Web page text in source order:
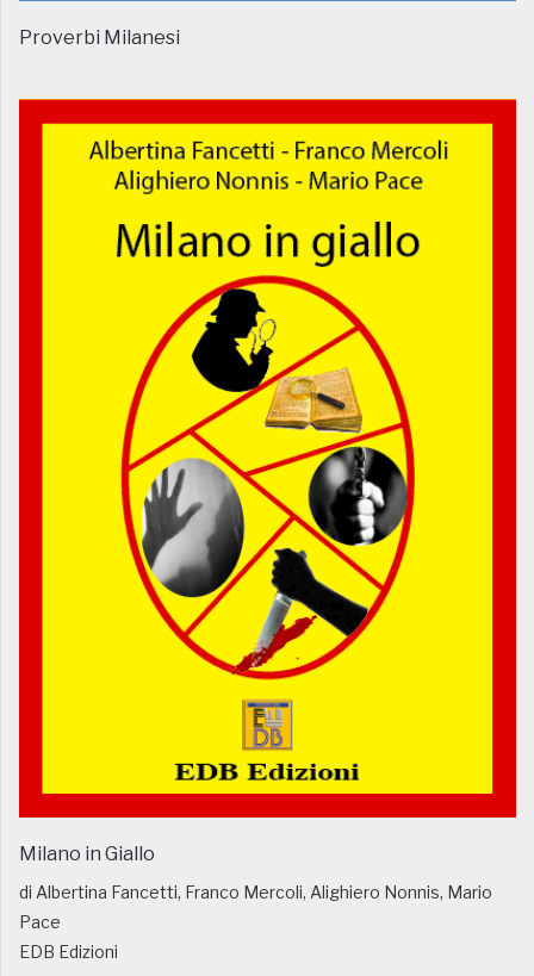
Proverbi Milanesi
Milano in Giallo
di Albertina Fancetti, Franco Mercoli, Alighiero Nonnis, Mario
Pace
EDB Edizioni